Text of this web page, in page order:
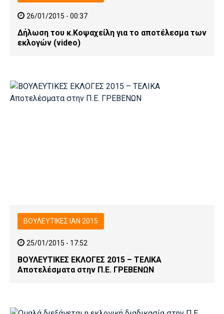
26/01/2015 - 00:37
Δήλωση του κ.Κοψαχείλη για το αποτέλεσμα των
εκλογών (video)
ΒΟΥΛΕΥΤΙΚΕΣ ΙΑΝ 2015
25/01/2015 - 17:52
ΒΟΥΛΕΥΤΙΚΕΣ ΕΚΛΟΓΕΣ 2015 – ΤΕΛΙΚΑ
Αποτελέσματα στην Π.Ε. ΓΡΕΒΕΝΩΝ